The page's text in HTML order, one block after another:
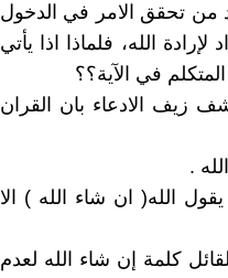
بد من تحقق الامر في الدخول
الله، فلماذا اذا يأتي
في الآية؟؟
زيف الادعاء بان القران
الله( ان شاء الله ) الا
كلمة إن شاء الله لعدم